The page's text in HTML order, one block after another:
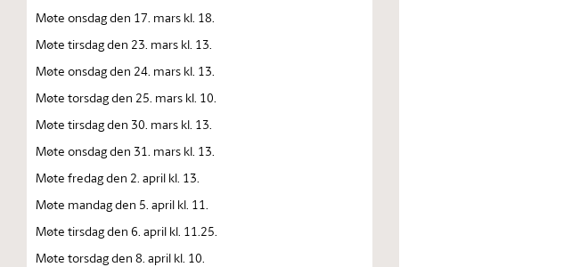
Møte onsdag den 17. mars kl. 18.
Møte tirsdag den 23. mars kl. 13.
Møte onsdag den 24. mars kl. 13.
Møte torsdag den 25. mars kl. 10.
Møte tirsdag den 30. mars kl. 13.
Møte onsdag den 31. mars kl. 13.
Møte fredag den 2. april kl. 13.
Møte mandag den 5. april kl. 11.
Møte tirsdag den 6. april kl. 11.25.
Møte torsdag den 8. april kl. 10.